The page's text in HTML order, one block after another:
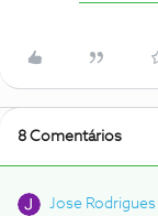
8 Comentários
Jose Rodrigues